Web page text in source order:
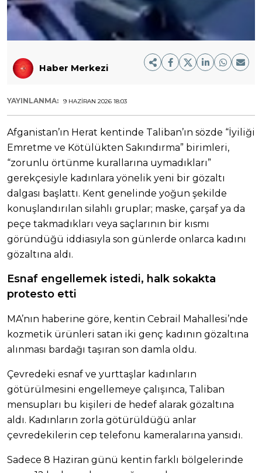
Haber Merkezi
YAYINLANMA: 9 HAZIRAN 2026 18:03
Afganistan’ın Herat kentinde Taliban’ın sözde “İyiliği
Emretme ve Kötülükten Sakındırma” birimleri,
“zorunlu örtünme kurallarına uymadıkları”
gerekçesiyle kadınlara yönelik yeni bir gözaltı
dalgası başlattı. Kent genelinde yoğun şekilde
konuşlandırılan silahlı gruplar; maske, çarşaf ya da
peçe takmadıkları veya saçlarının bir kısmı
göründüğü iddiasıyla son günlerde onlarca kadını
gözaltına aldı.
Esnaf engellemek istedi, halk sokakta
protesto etti
MA’nın haberine göre, kentin Cebrail Mahallesi’nde
kozmetik ürünleri satan iki genç kadının gözaltına
alınması bardağı taşıran son damla oldu.
Çevredeki esnaf ve yurttaşlar kadınların
götürülmesini engellemeye çalışınca, Taliban
mensupları bu kişileri de hedef alarak gözaltına
aldı. Kadınların zorla götürüldüğü anlar
çevredekilerin cep telefonu kameralarına yansıdı.
Sadece 8 Haziran günü kentin farklı bölgelerinde